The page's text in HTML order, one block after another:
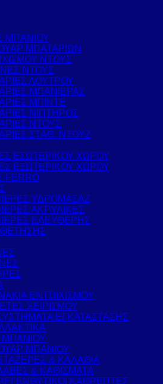
ΜΠΑΝΙΟΥ
ΜΠΑΤΑΡΙΩΝ
ΝΤΟΥΣ
ΝΤΟΥΣ
ΛΟΥΤΡΟΥ
ΜΠΑΝΙΕΡΑΣ
ΜΠΙΝΤΕ
ΝΙΠΤΗΡΟΣ
ΝΤΟΥΣ
ΣΤΑΘ. ΝΤΟΥΖ
ΕΣΩΤΕΡΙΚΟΥ ΧΩΡΟΥ
ΕΞΩΤΕΡΙΚΟΥ ΧΩΡΟΥ
FERRO
ΥΔΡΟΜΑΣΑΖ
ΑΚΡΥΛΙΚΕΣ
ΕΛΕΥΘΕΡΗΣ
ΕΝΤΟΙΧΙΣΜΟΥ
ΧΕΙΡΙΣΜΟΥ
ΕΓΚΑΤΑΣΤΑΣΗΣ
ΜΠΑΝΙΟΥ
& ΚΑΛΑΘΙΑ
& ΚΑΘΙΣΜΑΤΑ
ΚΑΘΡΕΠΤΕΣ